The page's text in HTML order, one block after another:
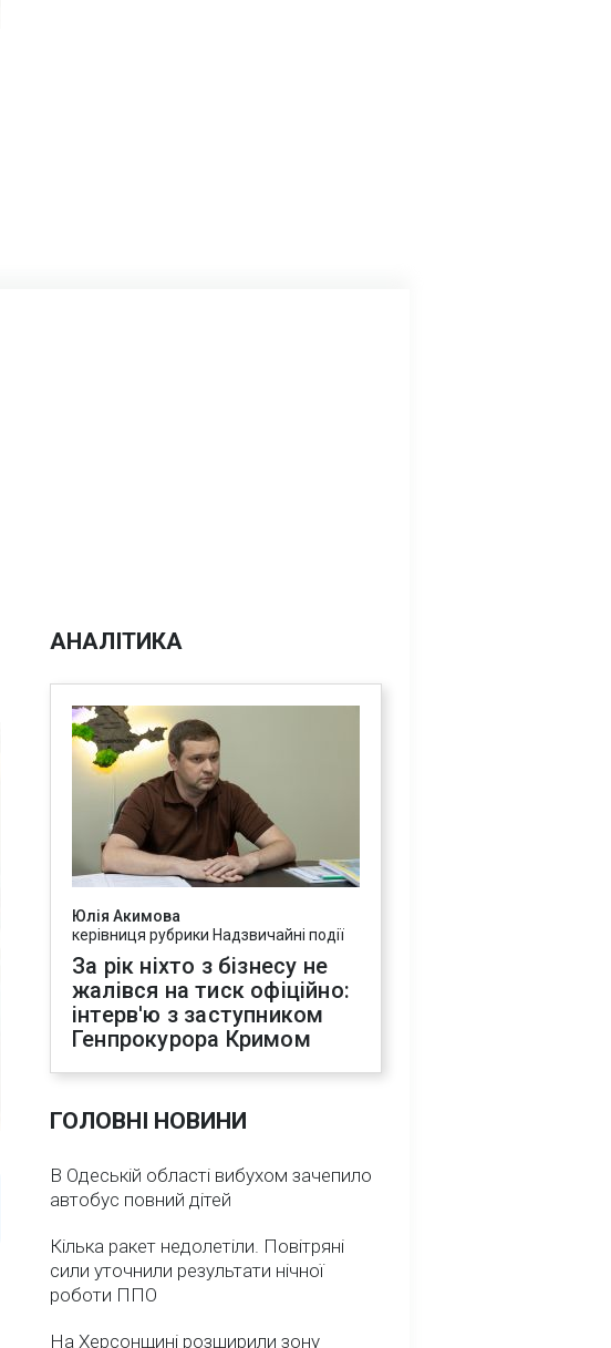
АНАЛІТИКА
Юлія Акимова
керівниця рубрики Надзвичайні події
За рік ніхто з бізнесу не
жалівся на тиск офіційно:
інтерв'ю з заступником
Генпрокурора Кримом
ГОЛОВНІ НОВИНИ
В Одеській області вибухом зачепило
автобус повний дітей
Кілька ракет недолетіли. Повітряні
сили уточнили результати нічної
роботи ППО
На Херсонщині розширили зону